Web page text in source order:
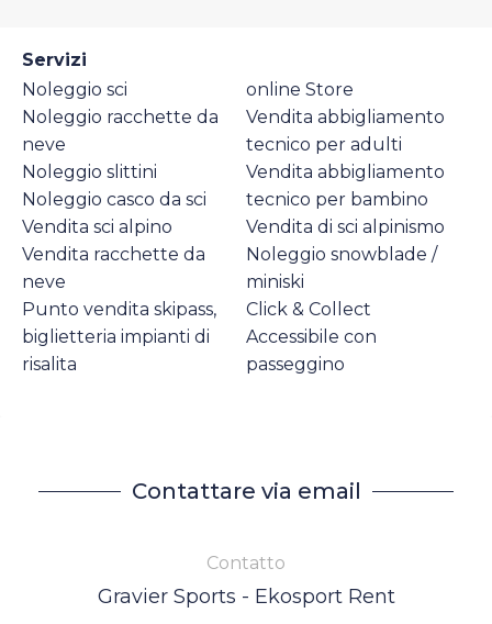
Servizi
Noleggio sci
Noleggio racchette da
neve
Noleggio slittini
Noleggio casco da sci
Vendita sci alpino
Vendita racchette da
neve
Punto vendita skipass,
biglietteria impianti di
risalita
online Store
Vendita abbigliamento
tecnico per adulti
Vendita abbigliamento
tecnico per bambino
Vendita di sci alpinismo
Noleggio snowblade /
miniski
Click & Collect
Accessibile con
passeggino
Contattare via email
Contatto
Gravier Sports - Ekosport Rent